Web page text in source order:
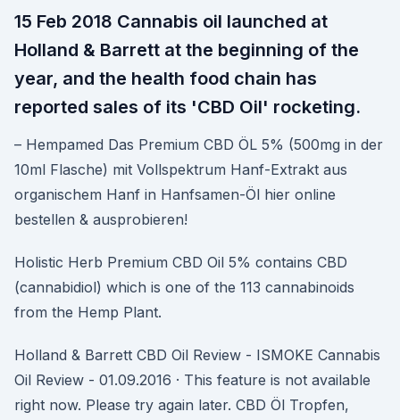
15 Feb 2018 Cannabis oil launched at
Holland & Barrett at the beginning of the
year, and the health food chain has
reported sales of its 'CBD Oil' rocketing.
– Hempamed Das Premium CBD ÖL 5% (500mg in der
10ml Flasche) mit Vollspektrum Hanf-Extrakt aus
organischem Hanf in Hanfsamen-Öl hier online
bestellen & ausprobieren!
Holistic Herb Premium CBD Oil 5% contains CBD
(cannabidiol) which is one of the 113 cannabinoids
from the Hemp Plant.
Holland & Barrett CBD Oil Review - ISMOKE Cannabis
Oil Review - 01.09.2016 · This feature is not available
right now. Please try again later. CBD Öl Tropfen,